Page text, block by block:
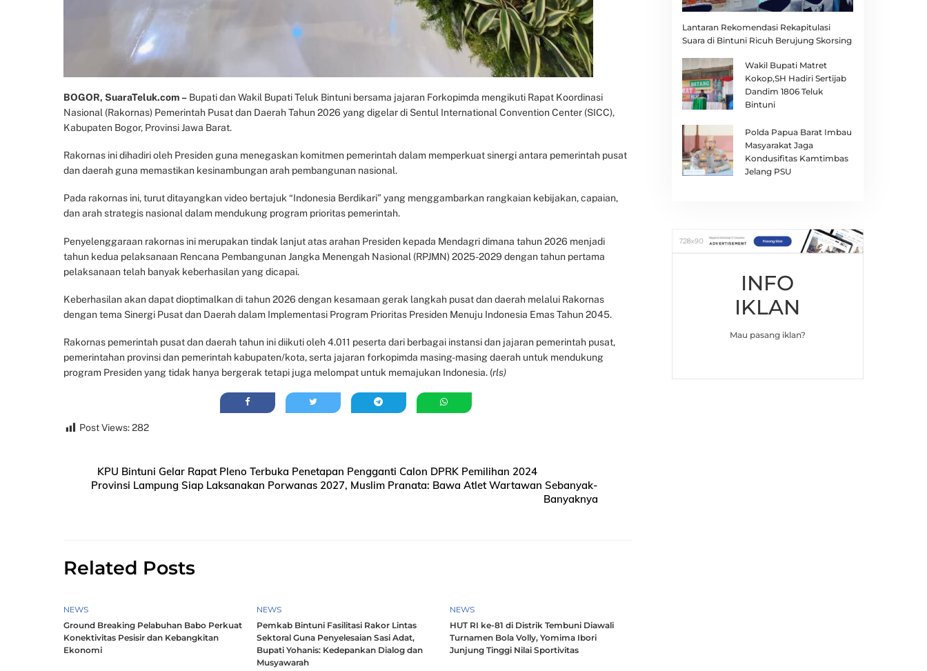
BOGOR, SuaraTeluk.com – Bupati dan Wakil Bupati Teluk Bintuni bersama jajaran Forkopimda mengikuti Rapat Koordinasi
Nasional (Rakornas) Pemerintah Pusat dan Daerah Tahun 2026 yang digelar di Sentul International Convention Center (SICC),
Kabupaten Bogor, Provinsi Jawa Barat.
Rakornas ini dihadiri oleh Presiden guna menegaskan komitmen pemerintah dalam memperkuat sinergi antara pemerintah pusat
dan daerah guna memastikan kesinambungan arah pembangunan nasional.
Pada rakornas ini, turut ditayangkan video bertajuk “Indonesia Berdikari” yang menggambarkan rangkaian kebijakan, capaian,
dan arah strategis nasional dalam mendukung program prioritas pemerintah.
Penyelenggaraan rakornas ini merupakan tindak lanjut atas arahan Presiden kepada Mendagri dimana tahun 2026 menjadi
tahun kedua pelaksanaan Rencana Pembangunan Jangka Menengah Nasional (RPJMN) 2025-2029 dengan tahun pertama
pelaksanaan telah banyak keberhasilan yang dicapai.
Keberhasilan akan dapat dioptimalkan di tahun 2026 dengan kesamaan gerak langkah pusat dan daerah melalui Rakornas
dengan tema Sinergi Pusat dan Daerah dalam Implementasi Program Prioritas Presiden Menuju Indonesia Emas Tahun 2045.
Rakornas pemerintah pusat dan daerah tahun ini diikuti oleh 4.011 peserta dari berbagai instansi dan jajaran pemerintah pusat,
pemerintahan provinsi dan pemerintah kabupaten/kota, serta jajaran forkopimda masing-masing daerah untuk mendukung
program Presiden yang tidak hanya bergerak tetapi juga melompat untuk memajukan Indonesia. (rls)
Post Views:282
KPU Bintuni Gelar Rapat Pleno Terbuka Penetapan Pengganti Calon DPRK Pemilihan 2024
Provinsi Lampung Siap Laksanakan Porwanas 2027, Muslim Pranata: Bawa Atlet Wartawan Sebanyak-
Banyaknya
Related Posts
NEWS
Ground Breaking Pelabuhan Babo Perkuat
Konektivitas Pesisir dan Kebangkitan
Ekonomi
NEWS
Pemkab Bintuni Fasilitasi Rakor Lintas
Sektoral Guna Penyelesaian Sasi Adat,
Bupati Yohanis: Kedepankan Dialog dan
Musyawarah
NEWS
HUT RI ke-81 di Distrik Tembuni Diawali
Turnamen Bola Volly, Yomima Ibori
Junjung Tinggi Nilai Sportivitas
Lantaran Rekomendasi Rekapitulasi
Suara di Bintuni Ricuh Berujung Skorsing
Wakil Bupati Matret
Kokop,SH Hadiri Sertijab
Dandim 1806 Teluk
Bintuni
Polda Papua Barat Imbau
Masyarakat Jaga
Kondusifitas Kamtimbas
Jelang PSU
INFO
IKLAN
Mau pasang iklan?